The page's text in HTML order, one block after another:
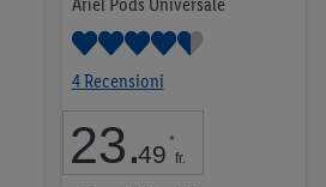
4 Recensioni
23.49 *
fr.